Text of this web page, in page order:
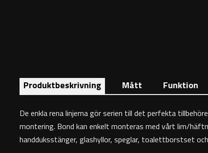
Produktbeskrivning Mått Funktion
De enkla rena linjerna gör serien till det perfekta
montering. Bond kan enkelt monteras med vårt lim/
handduksstänger, glashyllor, speglar, toalettborstset